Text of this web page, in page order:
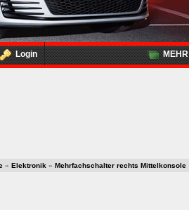
Login MEHR
» Elektronik » Mehrfachschalter rechts Mittelkonsole